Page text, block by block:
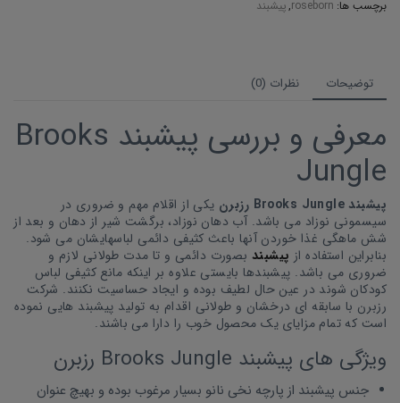
برچسب ها: roseborn
,پیشبند
توضیحات نظرات (0)
معرفی و بررسی پیشبند Brooks
Jungle
پیشبند Brooks Jungle رزبرن
یکی از اقلام مهم و ضروری در
سیسمونی نوزاد می باشد. آب دهان نوزاد، برگشت شیر از دهان و بعد از
شش ماهگی غذا خوردن آنها باعث کثیفی دائمی لباسهایشان می شود.
بنابراین استفاده از پیشبندبصورت دائمی و تا مدت طولانی لازم و
ضروری می باشد. پیشبندها بایستی علاوه بر اینکه مانع کثیفی لباس
کودکان شوند در عین حال لطیف بوده و ایجاد حساسیت نکنند. شرکت
رزبرن با سابقه ای درخشان و طولانی اقدام به تولید پیشبند هایی نموده
است که تمام مزایای یک محصول خوب را دارا می باشند.
ویژگی های پیشبند Brooks Jungle رزبرن
جنس پیشبند از پارچه نخی نانو بسیار مرغوب بوده و بهیچ عنوان